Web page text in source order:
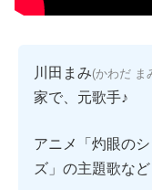
川田まみ(かわだ ま
家で、元歌手♪
アニメ「灼眼の
ズ」の主題歌な